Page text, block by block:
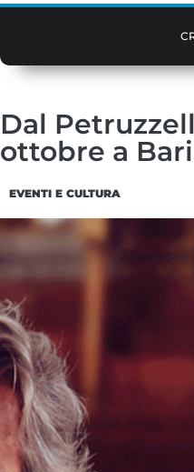
Dal
ottobre a
EVENTI E CULTURA